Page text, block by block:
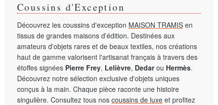
Coussins d'Exception
Découvrez les coussins d'exception MAISON TRAMIS en
tissus de grandes maisons d'édition. Destinées aux
amateurs d'objets rares et de beaux textiles, nos créations
haut de gamme valorisent l'artisanat français à travers des
étoffes signées Pierre Frey, Lelièvre, Dedarou Hermès.
Découvrez notre sélection exclusive d'objets uniques
conçus à la main. Chaque pièce raconte une histoire
singulière. Consultez tous nos coussins de luxe et profitez